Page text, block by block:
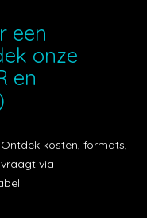
een
onze
en
kosten, formats,
via